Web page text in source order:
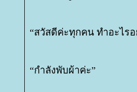
“สวัสดีค่ะทุกคน ทำอะไรอ
“กำลังพับผ้าค่ะ”